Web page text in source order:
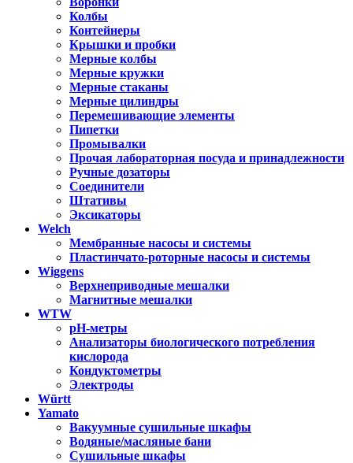
Колбы
Контейнеры
Крышки и пробки
Мерные колбы
Мерные кружки
Мерные стаканы
Мерные цилиндры
Перемешивающие элементы
Пипетки
Промывалки
Прочая лабораторная посуда и принадлежности
Ручные дозаторы
Соединители
Штативы
Эксикаторы
Welch
Мембранные насосы и системы
Пластинчато-роторные насосы и системы
Wiggens
Верхнеприводные мешалки
Магнитные мешалки
WTW
pH-метры
Анализаторы биологического потребления
кислорода
Кондуктометры
Электроды
Württ
Yamato
Вакуумные сушильные шкафы
Водяные/масляные бани
Сушильные шкафы